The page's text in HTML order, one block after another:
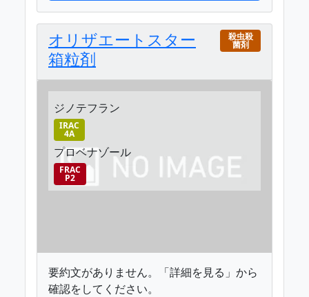
オリザエートスター
箱粒剤
殺虫殺
菌剤
ジノテフラン
IRAC
4A
プロベナゾール
FRAC
P2
要約文がありません。「詳細を見る」から
確認をしてください。